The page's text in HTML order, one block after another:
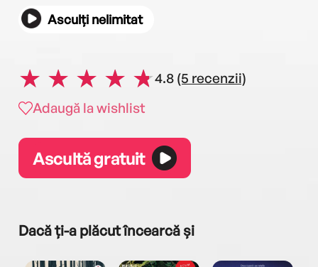
Asculți nelimitat
4.8 (5 recenzii)
Adaugă la wishlist
Ascultă gratuit
Dacă ți-a plăcut încearcă și